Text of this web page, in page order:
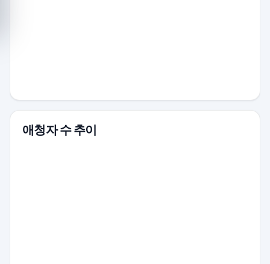
애청자 수 추이